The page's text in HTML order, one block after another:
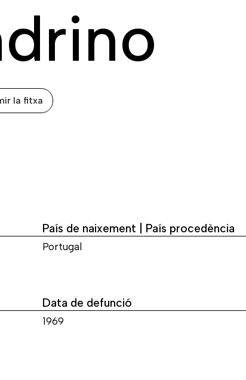
la fitxa
País de naixement | País procedència
Portugal
Data de defunció
1969